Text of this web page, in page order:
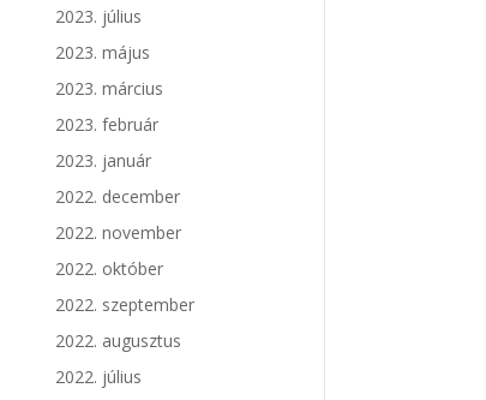
2023. július
2023. május
2023. március
2023. február
2023. január
2022. december
2022. november
2022. október
2022. szeptember
2022. augusztus
2022. július